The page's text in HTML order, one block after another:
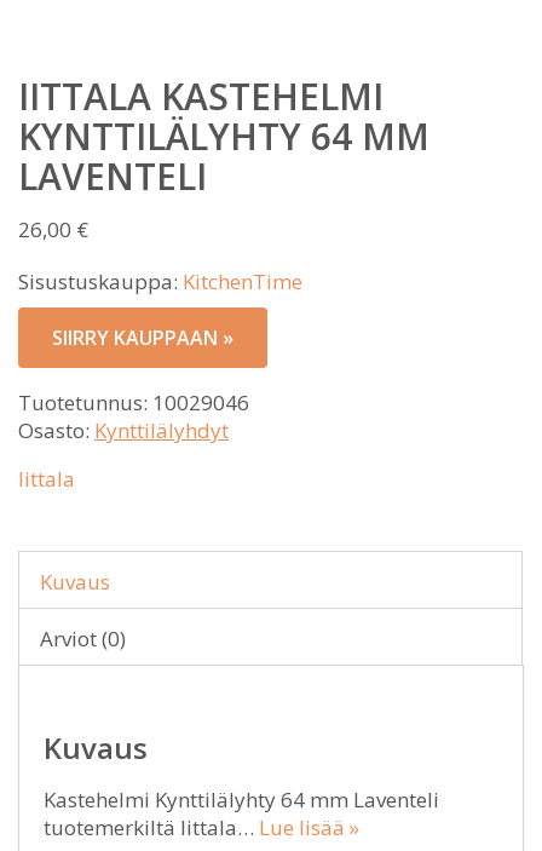
IITTALA KASTEHELMI
KYNTTILÄLYHTY 64 MM
LAVENTELI
26,00 €
Sisustuskauppa: KitchenTime
SIIRRY KAUPPAAN »
Tuotetunnus: 10029046
Osasto: Kynttilälyhdyt
Iittala
Kuvaus
Arviot (0)
Kuvaus
Kastehelmi Kynttilälyhty 64 mm Laventeli
tuotemerkiltä Iittala… Lue lisää »